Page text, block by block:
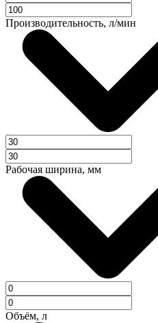
Производительность, л/мин
Рабочая ширина, мм
Объём, л